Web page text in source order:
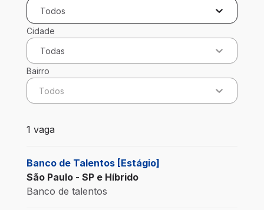
Todos
Cidade
Todas
Bairro
Todos
1 vaga encontrada para 0 filtros aplicados
1 vaga
Banco de Talentos [Estágio]
São Paulo - SP e Híbrido
Banco de talentos